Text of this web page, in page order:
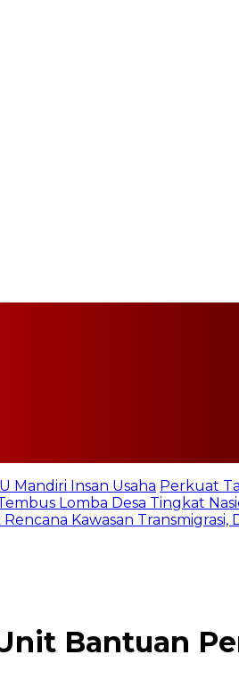
Mandiri Insan Usaha Perkuat
Lomba Desa Tingkat
Kawasan Transmigrasi,
Bantuan